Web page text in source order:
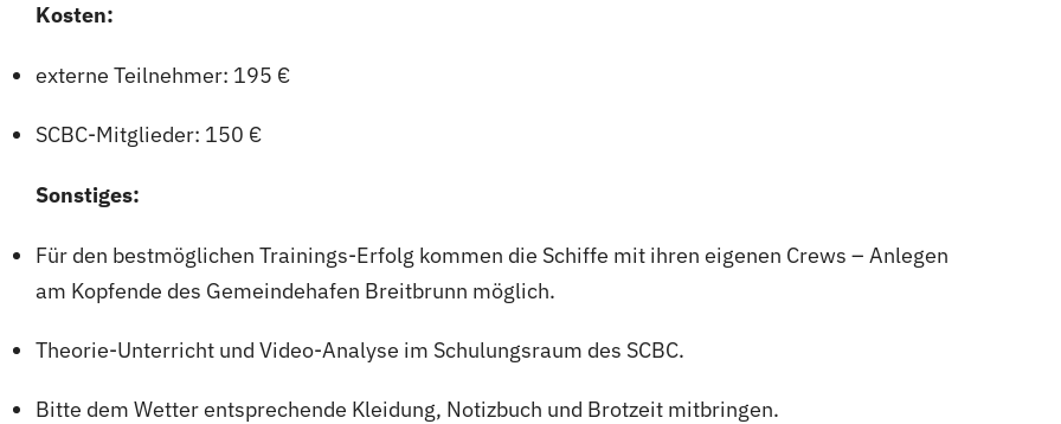
Kosten:
externe Teilnehmer: 195 €
SCBC-Mitglieder: 150 €
Sonstiges:
Für den bestmöglichen Trainings-Erfolg kommen die Schiffe mit ihren eigenen Crews – Anlegen
am Kopfende des Gemeindehafen Breitbrunn möglich.
Theorie-Unterricht und Video-Analyse im Schulungsraum des SCBC.
Bitte dem Wetter entsprechende Kleidung, Notizbuch und Brotzeit mitbringen.